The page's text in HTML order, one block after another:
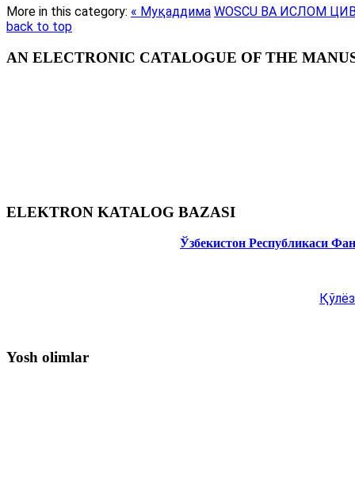
More in this category: « Муқаддима WOSCU ВА ИСЛОМ
back to top
AN ELECTRONIC CATALOGUE OF THE
ELEKTRON KATALOG BAZASI
Ўзбекистон Республикаси
Yosh olimlar